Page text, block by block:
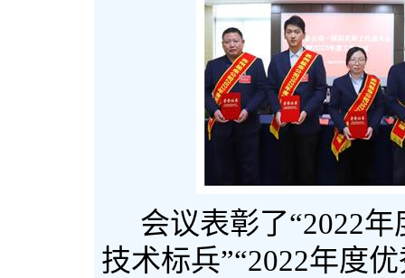
会议表彰了“2022年
技术标兵”“2022年度